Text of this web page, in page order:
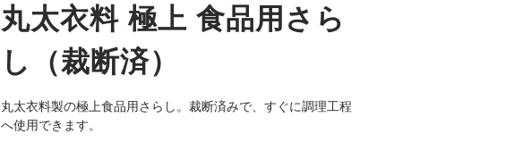
丸太衣料 極上 食品用さら
し（裁断済）
丸太衣料製の極上食品用さらし。裁断済みで、すぐに調理工程
へ使用できます。